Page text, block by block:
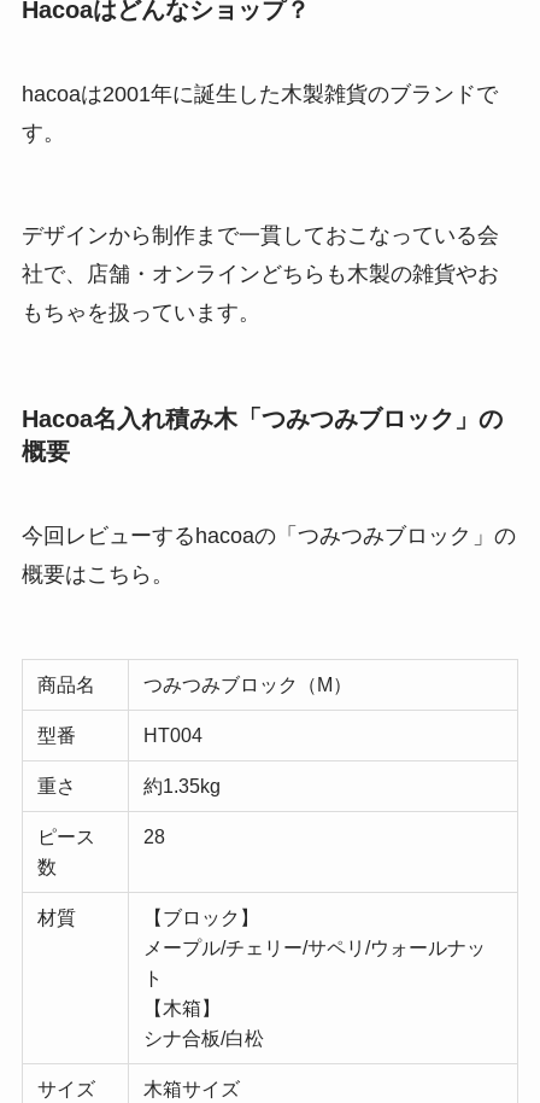
Hacoaはどんなショップ？
hacoaは2001年に誕生した木製雑貨のブランドで
す。
デザインから制作まで一貫しておこなっている会
社で、店舗・オンラインどちらも木製の雑貨やお
もちゃを扱っています。
Hacoa名入れ積み木「つみつみブロック」の
概要
今回レビューするhacoaの「つみつみブロック 」の
概要はこちら。
商品名 つみつみブロック（M）
型番 HT004
重さ 約1.35kg
ピース
数
28
材質
【ブロック】
メープル/チェリー/サペリ/ウォールナッ
ト
【木箱】
シナ合板/白松
サイズ
木箱サイズ